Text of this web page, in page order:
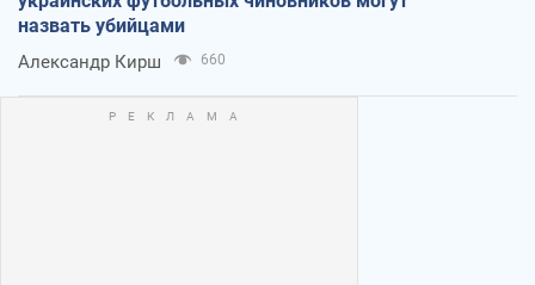
назвать убийцами
Александр Кирш 660